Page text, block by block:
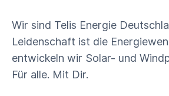
Wir sind Telis Energie
Leidenschaft ist die
entwickeln wir Solar- und
Für alle. Mit Dir.